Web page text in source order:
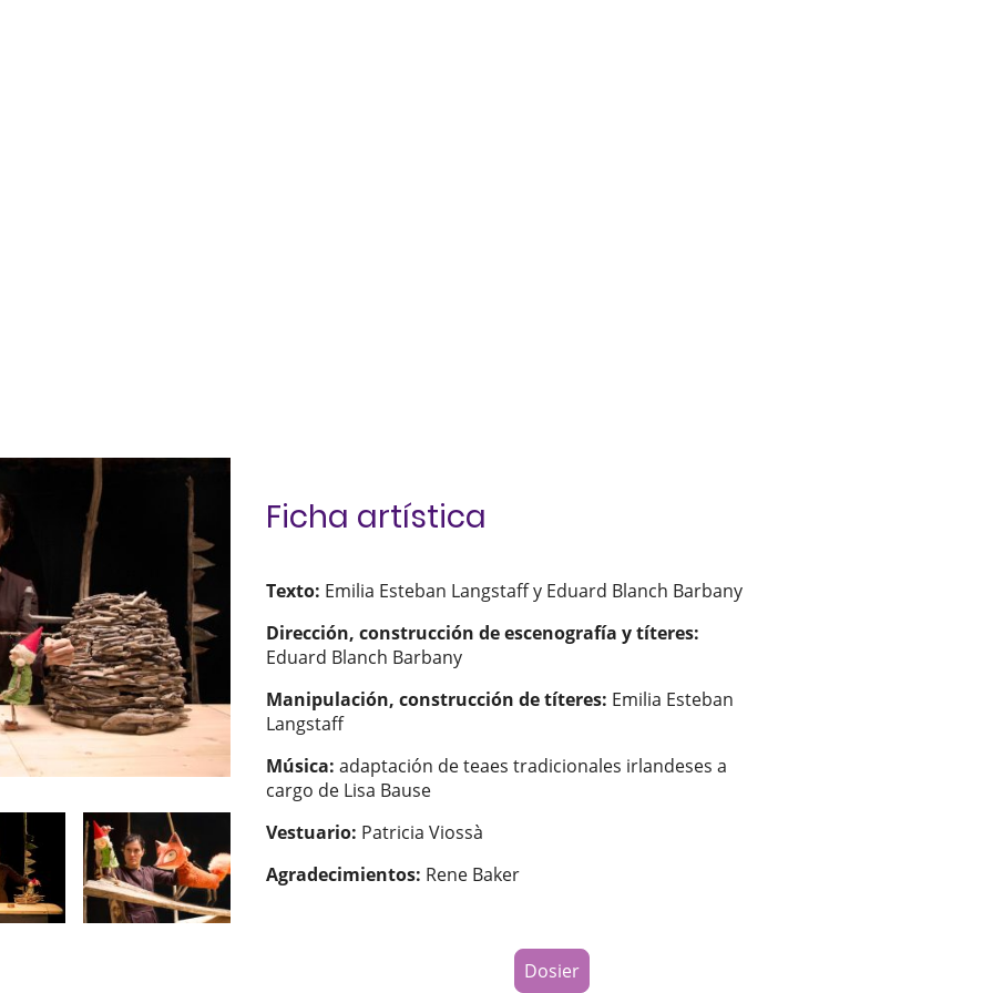
Ficha artística
Texto: Emilia Esteban Langstaff y Eduard Blanch Barbany
Dirección, construcción de escenografía y títeres:
Eduard Blanch Barbany
Manipulación, construcción de títeres: Emilia Esteban
Langstaff
Música: adaptación de teaes tradicionales irlandeses a
cargo de Lisa Bause
Vestuario: Patricia Viossà
Agradecimientos: Rene Baker
Dosier